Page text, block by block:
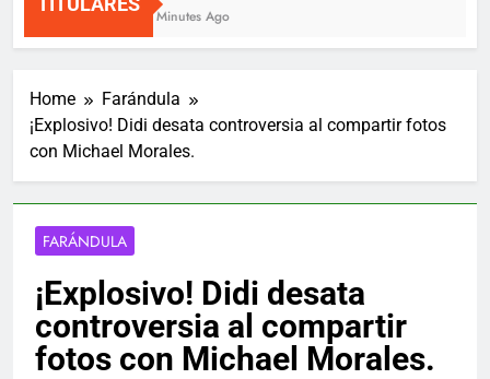
50 Minutes Ago
Home
Farándula
¡Explosivo! Didi desata controversia al compartir fotos
con Michael Morales.
FARÁNDULA
¡Explosivo! Didi desata
controversia al compartir
fotos con Michael Morales.